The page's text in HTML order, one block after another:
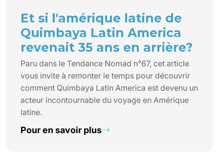
Et si l'amérique latine de
Quimbaya Latin America
revenait 35 ans en arrière?
Paru dans le Tendance Nomad n°67, cet article
vous invite à remonter le temps pour découvrir
comment Quimbaya Latin America est devenu un
acteur incontournable du voyage en Amérique
latine.
Pour en savoir plus